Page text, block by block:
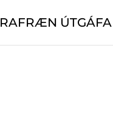
RAFRÆN ÚTGÁFA